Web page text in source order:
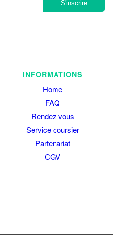
INFORMATIONS
Home
FAQ
Rendez vous
Service coursier
Partenariat
CGV